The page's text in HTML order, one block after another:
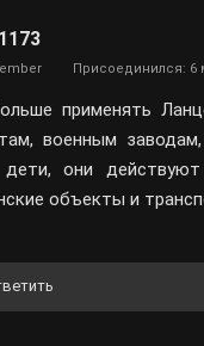
Присоединился: 6
применять
военным
дети, они
объекты и